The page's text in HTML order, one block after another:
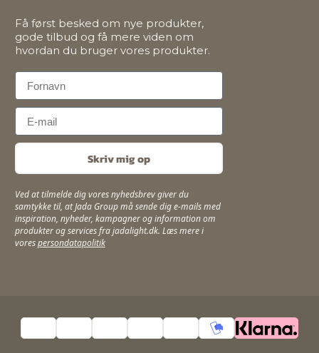
Få først besked om nye produkter,
gode tilbud og få mere viden om
hvordan du bruger vores produkter.
First Name
Email
Skriv mig op
Ved at tilmelde dig vores nyhedsbrev giver du
samtykke til, at Jada Group må sende dig e-mails med
inspiration, nyheder, kampagner og information om
produkter og services fra jadalight.dk. Læs mere i
vorespersondatapolitik